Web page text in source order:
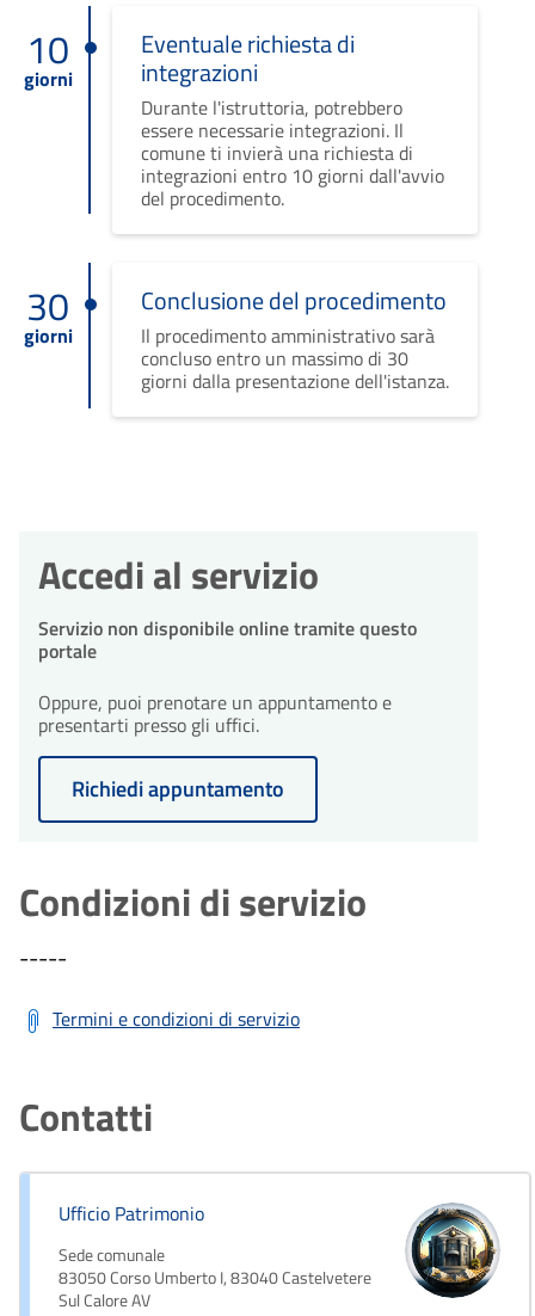
10
giorni
Eventuale richiesta di
integrazioni
Durante l'istruttoria, potrebbero
essere necessarie integrazioni. Il
comune ti invierà una richiesta di
integrazioni entro 10 giorni dall'avvio
del procedimento.
30
giorni
Conclusione del procedimento
Il procedimento amministrativo sarà
concluso entro un massimo di 30
giorni dalla presentazione dell'istanza.
Accedi al servizio
Servizio non disponibile online tramite questo
portale
Oppure, puoi prenotare un appuntamento e
presentarti presso gli uffici.
Richiedi appuntamento
Condizioni di servizio
-----
Termini e condizioni di servizio
Contatti
Ufficio Patrimonio
Sede comunale
83050 Corso Umberto I, 83040 Castelvetere
Sul Calore AV